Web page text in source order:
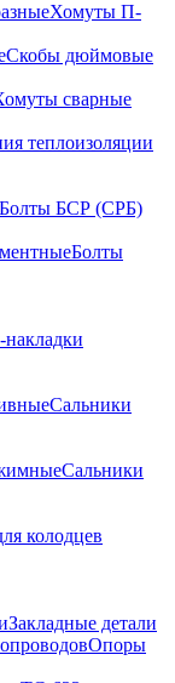
Хомуты П-
Скобы дюймовые
сварные
Болты БСР (СРБ)
Болты
Сальники
Сальники
Закладные детали
Опоры